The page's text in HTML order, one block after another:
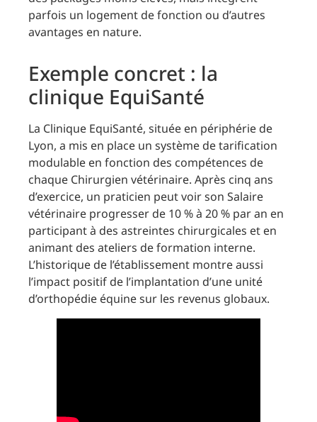
parfois un logement de fonction ou d’autres
avantages en nature.
Exemple concret : la
clinique EquiSanté
La Clinique EquiSanté, située en périphérie de
Lyon, a mis en place un système de tarification
modulable en fonction des compétences de
chaque Chirurgien vétérinaire. Après cinq ans
d’exercice, un praticien peut voir son Salaire
vétérinaire progresser de 10 % à 20 % par an en
participant à des astreintes chirurgicales et en
animant des ateliers de formation interne.
L’historique de l’établissement montre aussi
l’impact positif de l’implantation d’une unité
d’orthopédie équine sur les revenus globaux.